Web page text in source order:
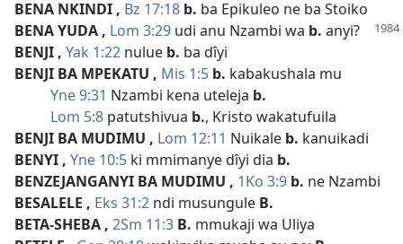
BENA NKINDI , Bz 17:18 b. ba Epikuleo ne ba Stoiko
BENA YUDA , Lom 3:29 udi anu Nzambi wa b. anyi?
BENJI , Yak 1:22 nulue b. ba dîyi
BENJI BA MPEKATU , Mis 1:5 b. kabakushala mu
Yne 9:31 Nzambi kena uteleja b.
Lom 5:8 patutshivua b., Kristo wakatufuila
BENJI BA MUDIMU , Lom 12:11 Nuikale b. kanuikadi
BENYI , Yne 10:5 ki mmimanye dîyi dia b.
BENZEJANGANYI BA MUDIMU , 1Ko 3:9 b. ne Nzambi
BESALELE , Eks 31:2 ndi musungule B.
BETA-SHEBA , 2Sm 11:3 B. mmukaji wa Uliya